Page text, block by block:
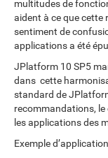
multitudes de
aident à ce que cette
sentiment de
applications a été
JPlatform 10 SP5
dans cette
standard de
recommandations,
les applications des
Exemple